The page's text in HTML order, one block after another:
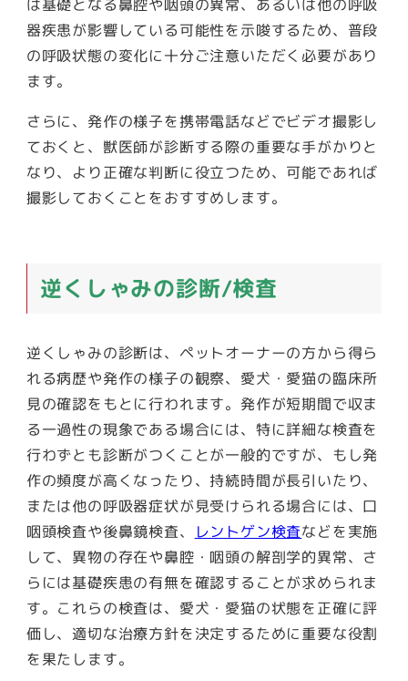
は基礎となる鼻腔や咽頭の異常、あるいは他の呼吸
器疾患が影響している可能性を示唆するため、普段
の呼吸状態の変化に十分ご注意いただく必要があり
ます。
さらに、発作の様子を携帯電話などでビデオ撮影し
ておくと、獣医師が診断する際の重要な手がかりと
なり、より正確な判断に役立つため、可能であれば
撮影しておくことをおすすめします。
逆くしゃみの診断/検査
逆くしゃみの診断は、ペットオーナーの方から得ら
れる病歴や発作の様子の観察、愛犬・愛猫の臨床所
見の確認をもとに行われます。発作が短期間で収ま
る一過性の現象である場合には、特に詳細な検査を
行わずとも診断がつくことが一般的ですが、もし発
作の頻度が高くなったり、持続時間が長引いたり、
または他の呼吸器症状が見受けられる場合には、口
咽頭検査や後鼻鏡検査、
レントゲン検査などを実施
して、異物の存在や鼻腔・咽頭の解剖学的異常、さ
らには基礎疾患の有無を確認することが求められま
す。これらの検査は、愛犬・愛猫の状態を正確に評
価し、適切な治療方針を決定するために重要な役割
を果たします。